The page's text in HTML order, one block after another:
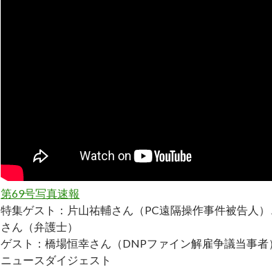
第69号写真速報
特集ゲスト：片山祐輔さん（PC遠隔操作事件被告人
さん（弁護士）
ゲスト：橋場恒幸さん（DNPファイン解雇争議当事者
ニュースダイジェスト